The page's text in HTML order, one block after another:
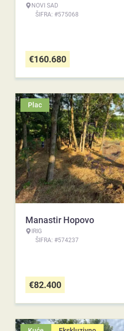
NOVI SAD
ŠIFRA: #575068
€160.680
Plac
Manastir Hopovo
IRIG
ŠIFRA: #574237
€82.400